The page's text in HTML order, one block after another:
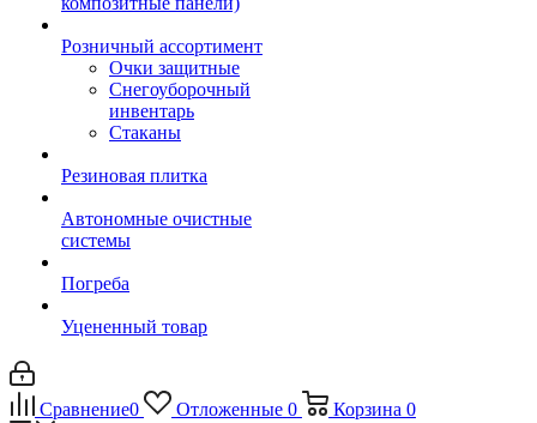
Розничный ассортимент
Очки защитные
Снегоуборочный
инвентарь
Стаканы
Резиновая плитка
Автономные очистные
системы
Погреба
Уцененный товар
Сравнение0 Отложенные 0 Корзина 0